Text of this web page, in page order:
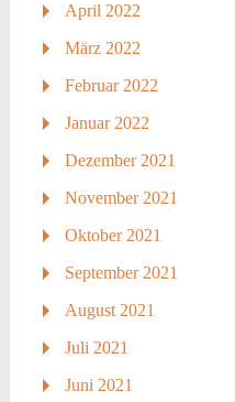
April 2022
März 2022
Februar 2022
Januar 2022
Dezember 2021
November 2021
Oktober 2021
September 2021
August 2021
Juli 2021
Juni 2021